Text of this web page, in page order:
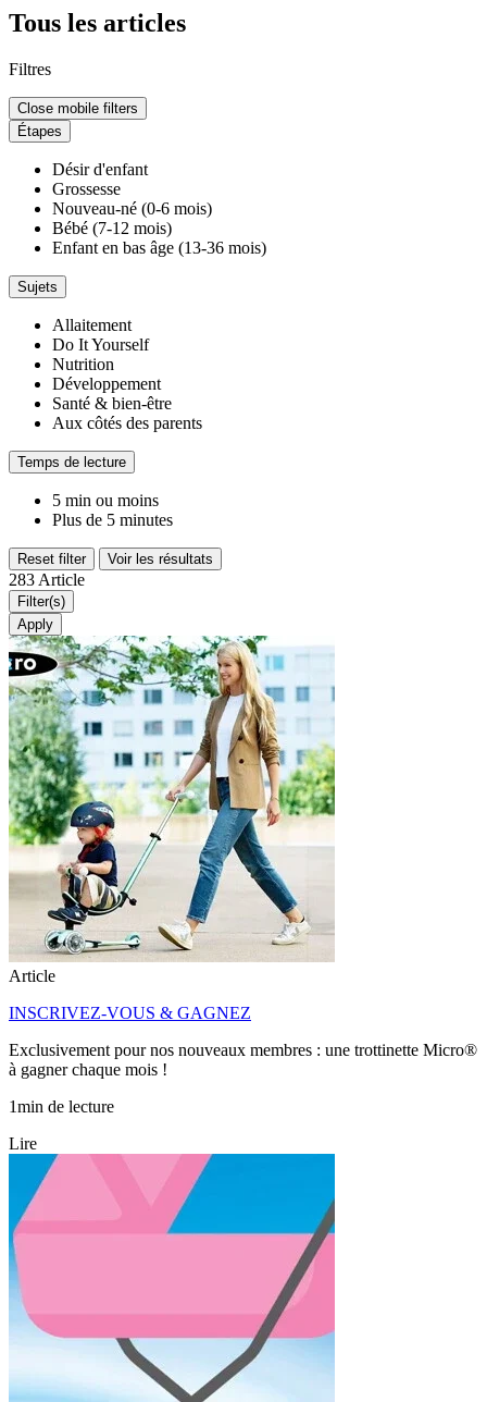
Tous les articles
Filtres
Close mobile filters
Étapes
Désir d'enfant
Grossesse
Nouveau-né (0-6 mois)
Bébé (7-12 mois)
Enfant en bas âge (13-36 mois)
Sujets
Allaitement
Do It Yourself
Nutrition
Développement
Santé & bien-être
Aux côtés des parents
Temps de lecture
5 min ou moins
Plus de 5 minutes
Reset filter Voir les résultats
283 Article
Filter(s)
Article
INSCRIVEZ-VOUS & GAGNEZ
Exclusivement pour nos nouveaux membres : une trottinette Micro®
à gagner chaque mois !
1min de lecture
Lire